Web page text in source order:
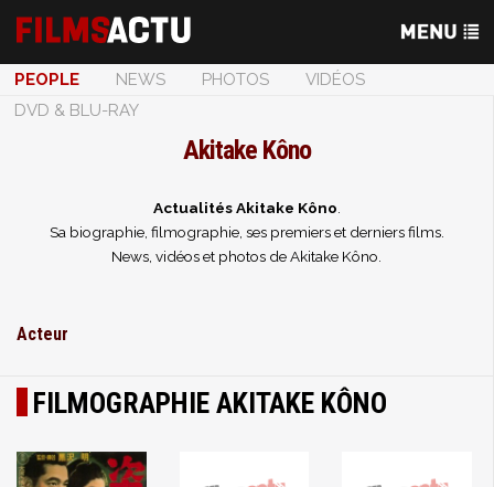
PEOPLE NEWS PHOTOS
VIDÉOS
DVD & BLU-RAY
Akitake Kôno
Actualités Akitake Kôno
Sa biographie, filmographie, ses premiers et derniers films.
News, vidéos et photos de Akitake Kôno.
Acteur
FILMOGRAPHIE AKITAKE KÔNO